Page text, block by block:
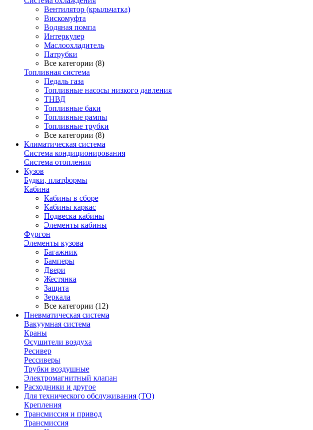
Вентилятор (крыльчатка)
Вискомуфта
Водяная помпа
Интеркулер
Маслоохладитель
Патрубки
Все категории (8)
Топливная система
Педаль газа
Топливные насосы низкого давления
ТНВД
Топливные баки
Топливные рампы
Топливные трубки
Все категории (8)
Климатическая система
Система кондиционирования
Система отопления
Кузов
Будки, платформы
Кабина
Кабины в сборе
Кабины каркас
Подвеска кабины
Элементы кабины
Фургон
Элементы кузова
Багажник
Бамперы
Двери
Жестянка
Защита
Зеркала
Все категории (12)
Пневматическая система
Вакуумная система
Краны
Осушители воздуха
Ресивер
Рессиверы
Трубки воздушные
Электромагнитный клапан
Расходники и другое
Для технического обслуживания (ТО)
Крепления
Трансмиссия и привод
Трансмиссия